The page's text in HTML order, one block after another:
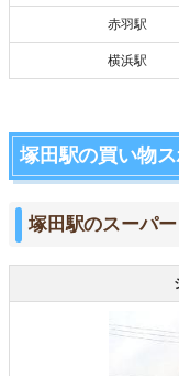
赤羽駅
横浜駅
塚田駅の買い物ス
塚田駅のスーパー